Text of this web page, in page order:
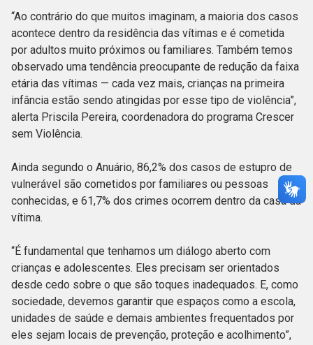
“Ao contrário do que muitos imaginam, a maioria dos casos
acontece dentro da residência das vítimas e é cometida
por adultos muito próximos ou familiares. Também temos
observado uma tendência preocupante de redução da faixa
etária das vítimas — cada vez mais, crianças na primeira
infância estão sendo atingidas por esse tipo de violência”,
alerta Priscila Pereira, coordenadora do programa Crescer
sem Violência.
Ainda segundo o Anuário, 86,2% dos casos de estupro de
vulnerável são cometidos por familiares ou pessoas
conhecidas, e 61,7% dos crimes ocorrem dentro da casa da
vítima.
“É fundamental que tenhamos um diálogo aberto com
crianças e adolescentes. Eles precisam ser orientados
desde cedo sobre o que são toques inadequados. E, como
sociedade, devemos garantir que espaços como a escola,
unidades de saúde e demais ambientes frequentados por
eles sejam locais de prevenção, proteção e acolhimento”,